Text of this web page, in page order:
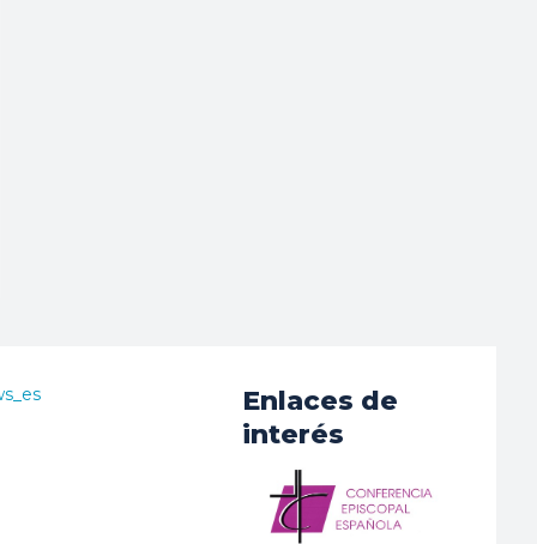
Enlaces de
interés